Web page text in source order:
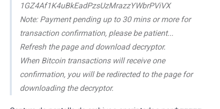
1GZ4Af1K4uBkEadPzsUzMrazzYWbrPViVX
Note: Payment pending up to 30 mins or more for
transaction confirmation, please be patient...
Refresh the page and download decryptor.
When Bitcoin transactions will receive one
confirmation, you will be redirected to the page for
downloading the decryptor.